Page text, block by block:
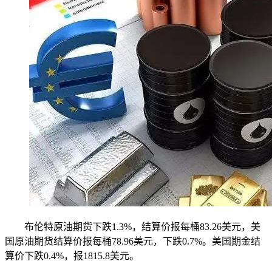
布伦特原油期货下跌1.3%，结算价报每桶83.26美元，美
国原油期货结算价报每桶78.96美元，下跌0.7%。美国期金结
算价下跌0.4%，报1815.8美元。